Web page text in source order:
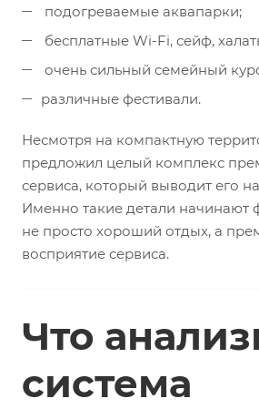
подогреваемые аквапарки;
бесплатные Wi-Fi, сейф,
очень сильный семейный
различные фестивали.
Несмотря на компактную
предложил целый комплекс
сервиса, который выводит его
Именно такие детали начинают
не просто хороший отдых, а
восприятие сервиса.
Что
система